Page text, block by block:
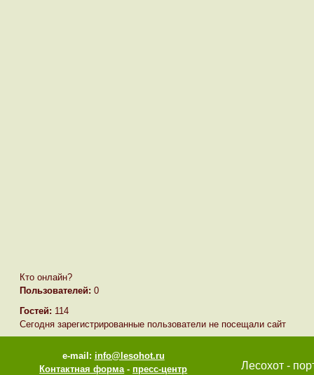
Кто онлайн?
Пользователей: 0
Гостей: 114
Сегодня зарегистрированные пользователи не посещали сайт
e-mail: info@lesohot.ru
Контактная форма-пресс-центр
Лесохот -